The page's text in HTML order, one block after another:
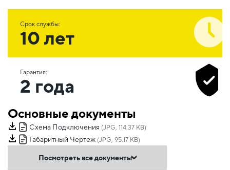
Срок службы:
10 лет
Гарантия:
2 года
Основные документы
Схема Подключения (JPG, 114.37 KB)
Габаритный Чертеж (JPG, 95.17 KB)
Посмотреть все документы